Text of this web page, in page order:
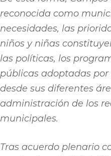
reconocida como
necesidades, las
niños y niñas
las políticas, los
públicas adoptadas
desde sus diferentes
administración de los
municipales.
Tras acuerdo plenario